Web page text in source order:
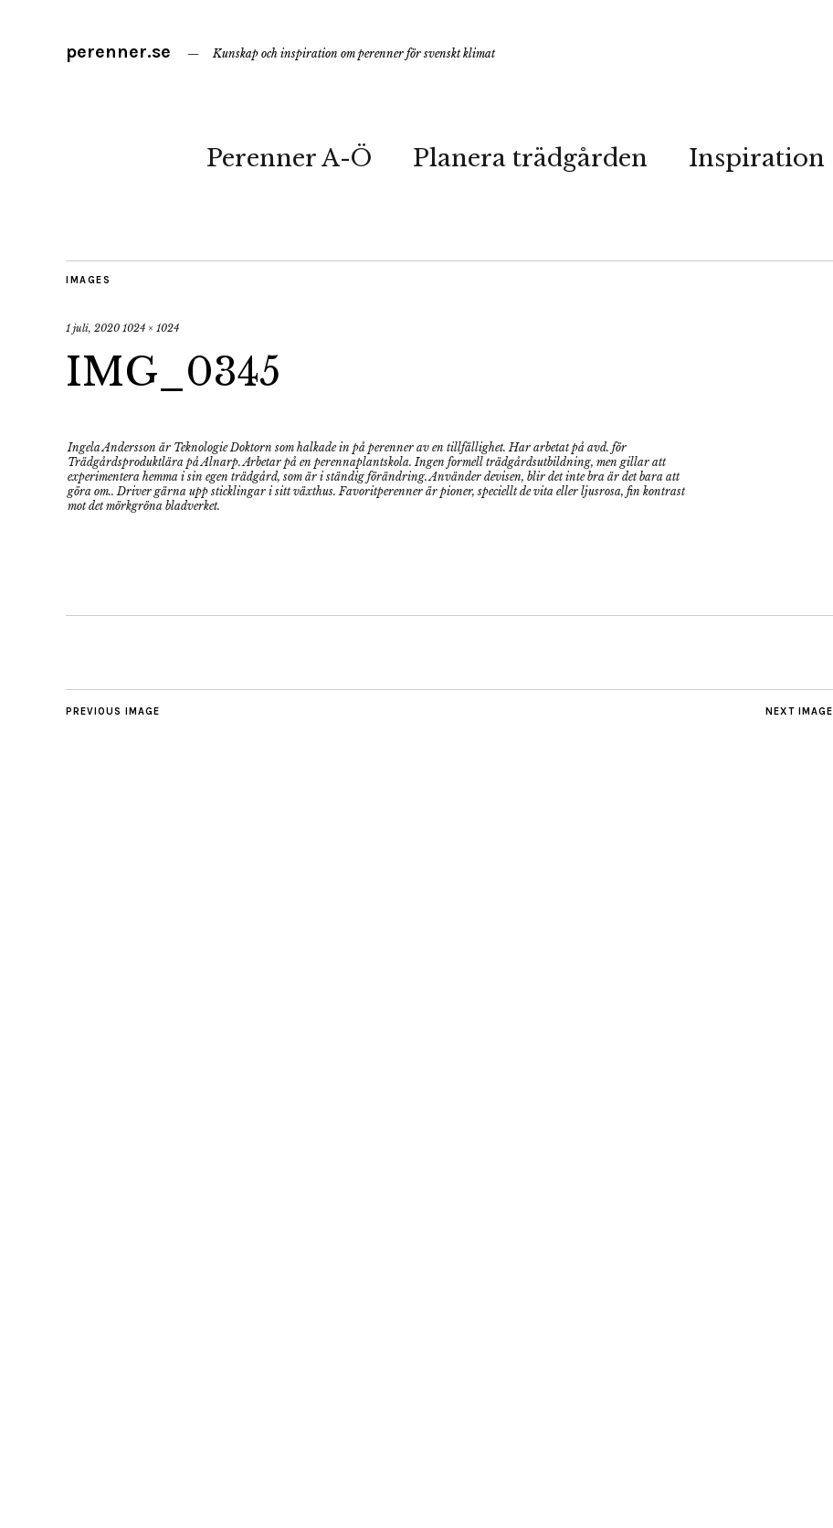
perenner.se Kunskap och inspiration om perenner för svenskt klimat
Perenner A-Ö Planera trädgården Inspiration
IMAGES
1 juli, 2020 1024 × 1024
IMG_0345
Ingela Andersson är Teknologie Doktorn som halkade in på perenner av en tillfällighet. Har arbetat på avd. för
Trädgårdsproduktlära på Alnarp. Arbetar på en perennaplantskola. Ingen formell trädgårdsutbildning, men gillar att
experimentera hemma i sin egen trädgård, som är i ständig förändring. Använder devisen, blir det inte bra är det bara att
göra om.. Driver gärna upp sticklingar i sitt växthus. Favoritperenner är pioner, speciellt de vita eller ljusrosa, fin kontrast
mot det mörkgröna bladverket.
NEXT IMAGE
PREVIOUS IMAGE